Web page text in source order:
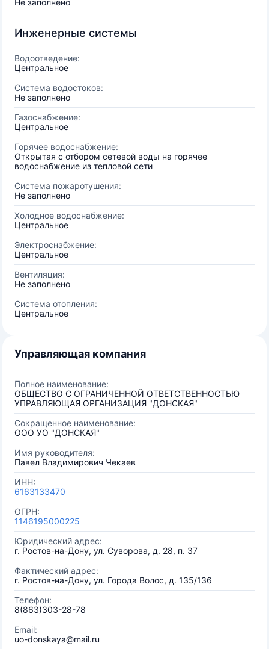
Не заполнено
Инженерные системы
Водоотведение:
Центральное
Система водостоков:
Не заполнено
Газоснабжение:
Центральное
Горячее водоснабжение:
Открытая с отбором сетевой воды на горячее
водоснабжение из тепловой сети
Система пожаротушения:
Не заполнено
Холодное водоснабжение:
Центральное
Электроснабжение:
Центральное
Вентиляция:
Не заполнено
Система отопления:
Центральное
Управляющая компания
Полное наименование:
ОБЩЕСТВО С ОГРАНИЧЕННОЙ ОТВЕТСТВЕННОСТЬЮ
УПРАВЛЯЮЩАЯ ОРГАНИЗАЦИЯ "ДОНСКАЯ"
Сокращенное наименование:
ООО УО "ДОНСКАЯ"
Имя руководителя:
Павел Владимирович Чекаев
ИНН:
6163133470
ОГРН:
1146195000225
Юридический адрес:
г. Ростов-на-Дону, ул. Суворова, д. 28, п. 37
Фактический адрес:
г. Ростов-на-Дону, ул. Города Волос, д. 135/136
Телефон:
8(863)303-28-78
Email:
uo-donskaya@mail.ru